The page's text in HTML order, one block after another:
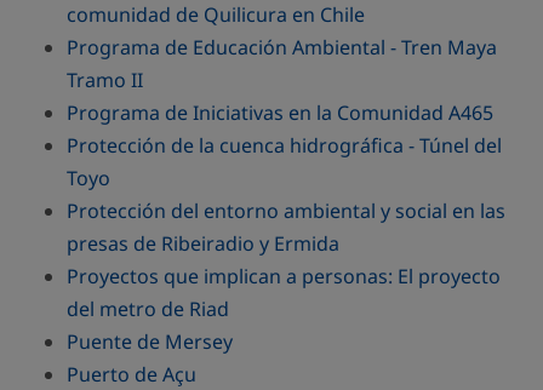
comunidad de Quilicura en Chile
Programa de Educación Ambiental - Tren Maya
Tramo II
Programa de Iniciativas en la Comunidad A465
Protección de la cuenca hidrográfica - Túnel del
Toyo
Protección del entorno ambiental y social en las
presas de Ribeiradio y Ermida
Proyectos que implican a personas: El proyecto
del metro de Riad
Puente de Mersey
Puerto de Açu